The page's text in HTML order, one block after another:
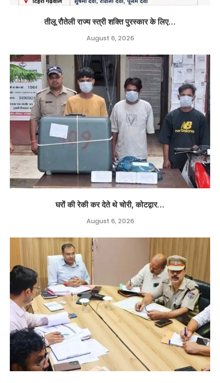
तीलू रौतेली राज्य स्त्री शक्ति पुरस्कार के लिए...
August 6, 2026
घरों की रेकी कर देते थे चोरी, कोटद्वार...
August 6, 2026